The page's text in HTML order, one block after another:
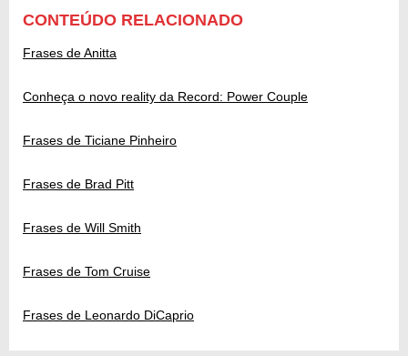
CONTEÚDO RELACIONADO
Frases de Anitta
Conheça o novo reality da Record: Power Couple
Frases de Ticiane Pinheiro
Frases de Brad Pitt
Frases de Will Smith
Frases de Tom Cruise
Frases de Leonardo DiCaprio